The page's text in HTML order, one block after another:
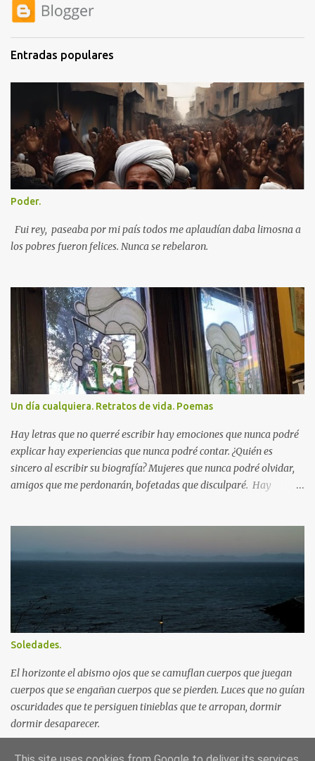
i
s
Entradas populares
Poder.
Fui rey, paseaba por mi país todos me aplaudían daba limosna a
los pobres fueron felices. Nunca se rebelaron.
Un día cualquiera. Retratos de vida. Poemas
Hay letras que no querré escribir hay emociones que nunca podré
explicar hay experiencias que nunca podré contar. ¿Quién es
sincero al escribir su biografía? Mujeres que nunca podré olvidar,
amigos que me perdonarán, bofetadas que disculparé. Hay
tertulias a veces, algunos furtivos besos, voy donde me lleve la
casa me tumbo en el sofá, me sorprenden las primeras luces del
amanecer, caliento un café, me acuesto en la cama. Mañana
volveré a ver el mar.
Soledades.
El horizonte el abismo ojos que se camuflan cuerpos que juegan
cuerpos que se engañan cuerpos que se pierden. Luces que no guían
oscuridades que te persiguen tinieblas que te arropan, dormir
dormir desaparecer.